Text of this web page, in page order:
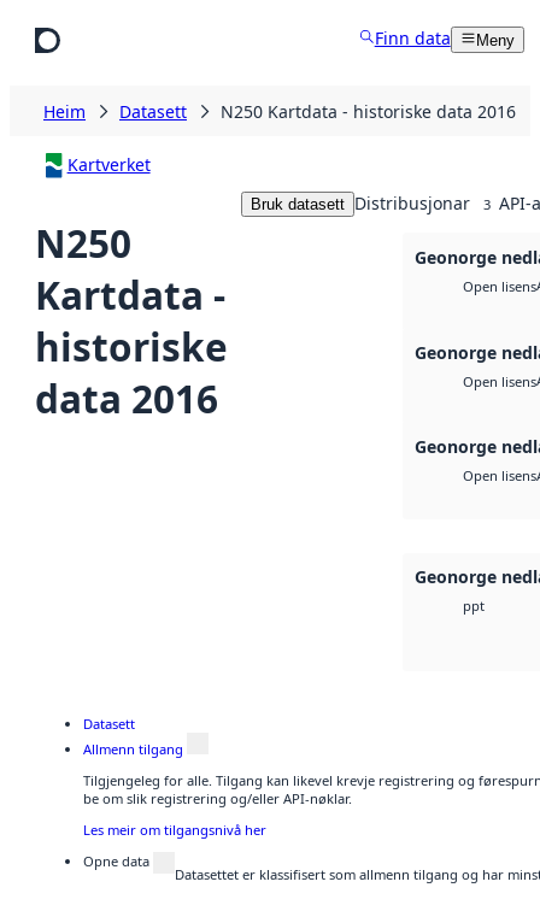
Finn data Meny
Heim Datasett N250 Kartdata - historiske data 2016
Kartverket
N250
Kartdata -
historiske
data 2016
Bruk datasett Distribusjonar 3 API-
Geonorge
Open lisens
Geonorge
Open lisens
Geonorge
Open lisens
Geonorge
ppt
Datasett
Allmenn tilgang
Tilgjengeleg for alle. Tilgang kan likevel krevje registrering og
be om slik registrering og/eller API-nøklar.
Les meir om tilgangsnivå her
Opne data
Datasettet er klassifisert som allmenn tilgang og har